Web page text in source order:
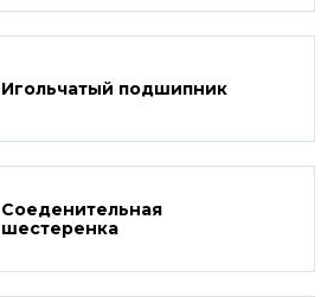
Игольчатый подшипник
Соеденительная
шестеренка